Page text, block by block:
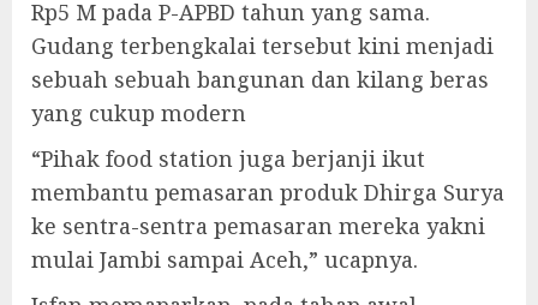
Rp5 M pada P-APBD tahun yang sama.
Gudang terbengkalai tersebut kini menjadi
sebuah sebuah bangunan dan kilang beras
yang cukup modern
“Pihak food station juga berjanji ikut
membantu pemasaran produk Dhirga Surya
ke sentra-sentra pemasaran mereka yakni
mulai Jambi sampai Aceh,” ucapnya.